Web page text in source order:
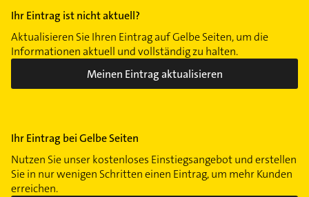
Ihr Eintrag ist nicht aktuell?
Aktualisieren Sie Ihren Eintrag auf Gelbe Seiten, um die
Informationen aktuell und vollständig zu halten.
Meinen Eintrag aktualisieren
Ihr Eintrag bei Gelbe Seiten
Nutzen Sie unser kostenloses Einstiegsangebot und erstellen
Sie in nur wenigen Schritten einen Eintrag, um mehr Kunden
erreichen.